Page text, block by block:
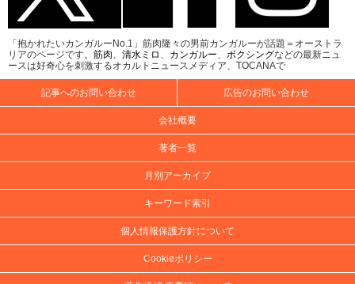
「抱かれたいカンガルーNo.1」筋肉隆々の男前カンガルーが話題＝オーストラ
リアのページです。 筋肉、 清水ミロ 、 カンガルー、 ボクシングなどの最新ニュ
ースは好奇心を刺激するオカルトニュースメディア、TOCANAで
記事へのお問い合わせ 広告のお問い合わせ
会社概要
著者一覧
月別アーカイブ
キーワード索引
個人情報保護方針について
Cookieポリシー